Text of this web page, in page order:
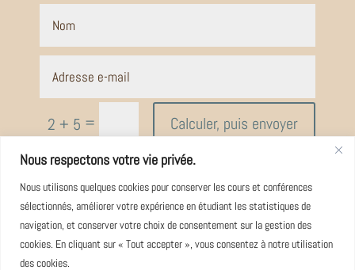
Nous respectons votre vie privée.
Nous utilisons quelques cookies pour conserver les cours et conférences
sélectionnés, améliorer votre expérience en étudiant les statistiques de
navigation, et conserver votre choix de consentement sur la gestion des
cookies. En cliquant sur « Tout accepter », vous consentez à notre utilisation
des cookies.
2 + 5 = Calculer, puis envoyer